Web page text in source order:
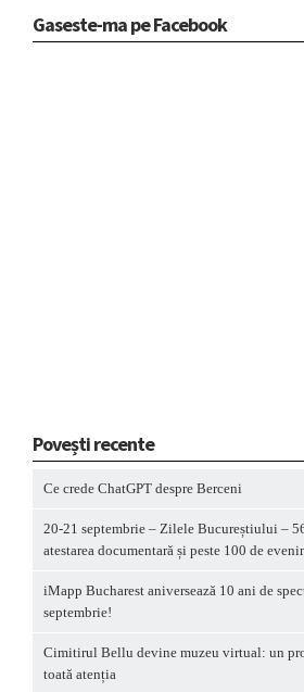
Gaseste-ma pe Facebook
Povești recente
Ce crede ChatGPT despre Berceni
20-21 septembrie – Zilele Bucureștiului –
atestarea documentară și peste 100 de
iMapp Bucharest aniversează 10 ani de
septembrie!
Cimitirul Bellu devine muzeu virtual: un
toată atenția